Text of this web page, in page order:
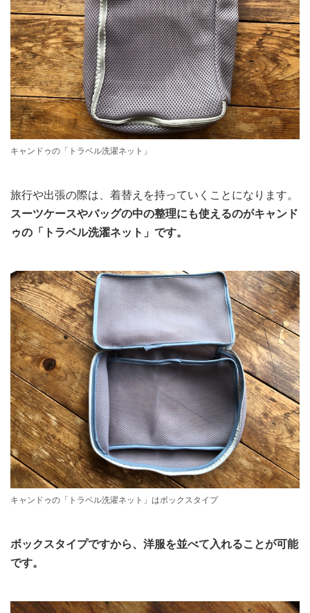
キャンドゥの「トラベル洗濯ネット」
旅行や出張の際は、着替えを持っていくことになります。
スーツケースやバッグの中の整理にも使えるのがキャンド
ゥの「トラベル洗濯ネット」です。
キャンドゥの「トラベル洗濯ネット」はボックスタイプ
ボックスタイプですから、洋服を並べて入れることが可能
です。